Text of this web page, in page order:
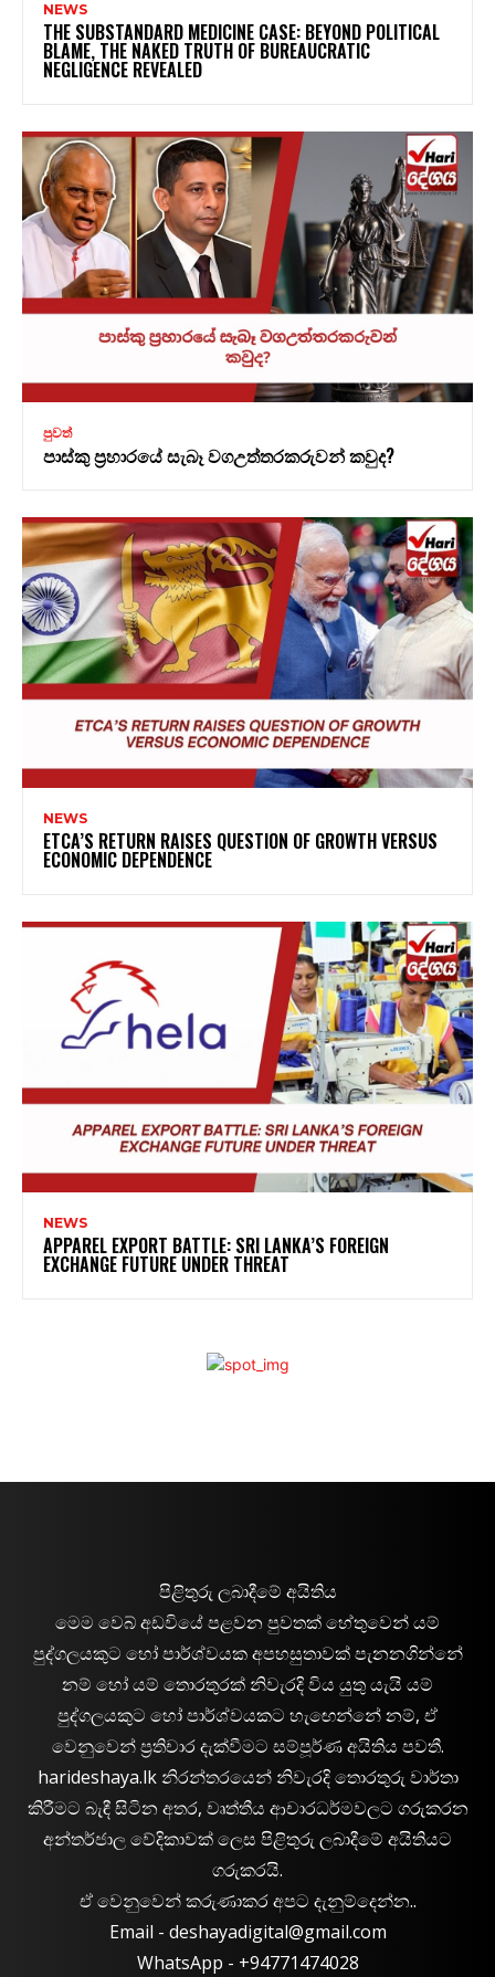
NEWS
THE SUBSTANDARD MEDICINE CASE: BEYOND POLITICAL
BLAME, THE NAKED TRUTH OF BUREAUCRATIC
NEGLIGENCE REVEALED
පුවත්
පාස්කු ප්‍රහාරයේ සැබෑ වගඋත්තරකරුවන් කවුද?
NEWS
ETCA’S RETURN RAISES QUESTION OF GROWTH VERSUS
ECONOMIC DEPENDENCE
NEWS
APPAREL EXPORT BATTLE: SRI LANKA’S FOREIGN
EXCHANGE FUTURE UNDER THREAT
පිළිතුරු ලබාදීමේ අයිතිය
මෙම වෙබ් අඩවියේ පළවන පුවතක් හේතුවෙන් යම්
පුද්ගලයකුට හෝ පාර්ශ්වයක අපහසුතාවක් පැනනගින්නේ
නම් හෝ යම් තොරතුරක් නිවැරදි විය යුතු යැයි යම්
පුද්ගලයකුට හෝ පාර්ශ්වයකට හැඟෙන්නේ නම්, ඒ
වෙනුවෙන් ප්‍රතිචාර දැක්වීමට සම්පූර්ණ අයිතිය පවතී.
harideshaya.lk නිරන්තරයෙන් නිවැරදි තොරතුරු වාර්තා
කිරීමට බැඳී සිටින අතර, වෘත්තීය ආචාරධර්මවලට ගරුකරන
අන්තර්ජාල වේදිකාවක් ලෙස පිළිතුරු ලබාදීමේ අයිතියට
ගරුකරයි.
ඒ වෙනුවෙන් කරුණාකර අපට දැනුම්දෙන්න..
Email - deshayadigital@gmail.com
WhatsApp - ‪+94771474028